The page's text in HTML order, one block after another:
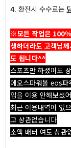
4. 환전시 수수료는
※모든 작업은
생하더라도 고객님
도 됩니다^^
스포츠만 하셨어도
에오스파워볼 eos
임을 이용 안해보셨
최근 이용내역이 없
고 상관없습니다
소액 배터 여도 상관